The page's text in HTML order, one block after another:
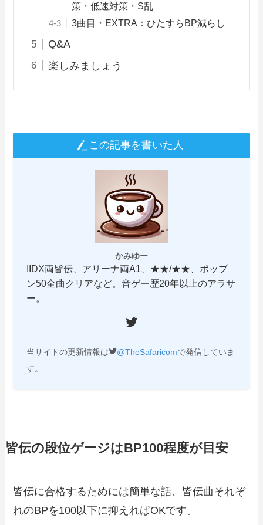
策・低速対策・S乱
3曲目・EXTRA：ひたすらBP減らし
Q&A
楽しみましょう
この記事を書いた人
かみゆー
IIDX両皆伝、アリーナ両A1、★★/★★、ポップ
ン50全曲クリアなど。音ゲー歴20年以上のアラサ
ー。
Twitter
当サイトの更新情報は @TheSafaricomで発信していま
す。
皆伝の段位ゲージはBP100程度が目安
皆伝に合格するためには簡単な話、皆伝曲それぞ
れのBPを100以下に抑えればOKです。